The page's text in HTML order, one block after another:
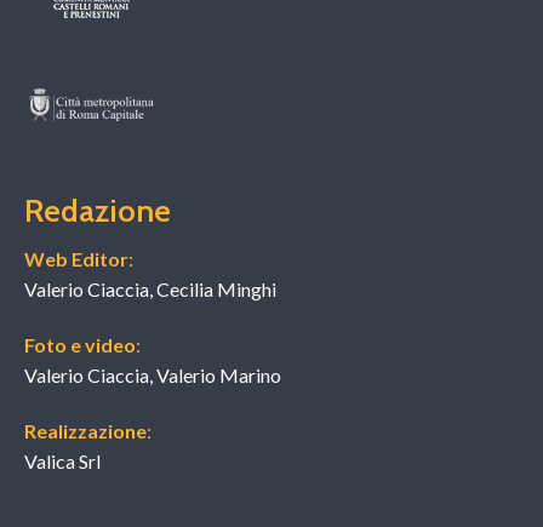
Redazione
Web Editor:
Valerio Ciaccia, Cecilia Minghi
Foto e video:
Valerio Ciaccia, Valerio Marino
Realizzazione:
Valica Srl